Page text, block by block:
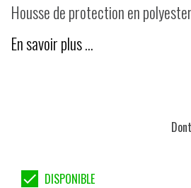
Housse de protection en polyester
En savoir plus …
 DISPONIBLE